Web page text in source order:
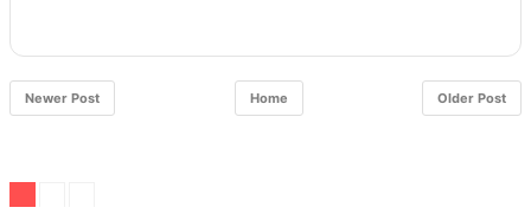
Newer Post Older Post
Home